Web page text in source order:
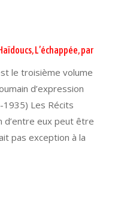
L’échappée, par
le troisième volume
d’expression
Les Récits
d’entre eux peut être
pas exception à la